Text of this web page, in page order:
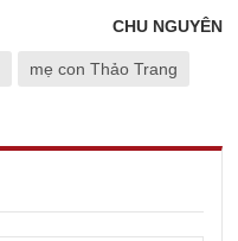
CHU NGUYÊN
mẹ con Thảo Trang